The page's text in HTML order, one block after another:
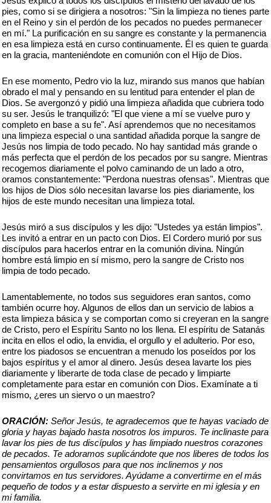
pies, como si se dirigiera a nosotros: "Sin la limpieza no tienes parte
en el Reino y sin el perdón de los pecados no puedes permanecer
en mí." La purificación en su sangre es constante y la permanencia
en esa limpieza está en curso continuamente. Él es quien te guarda
en la gracia, manteniéndote en comunión con el Hijo de Dios.
En ese momento, Pedro vio la luz, mirando sus manos que habían
obrado el mal y pensando en su lentitud para entender el plan de
Dios. Se avergonzó y pidió una limpieza añadida que cubriera todo
su ser. Jesús le tranquilizó: "El que viene a mí se vuelve puro y
completo en base a su fe". Así aprendemos que no necesitamos
una limpieza especial o una santidad añadida porque la sangre de
Jesús nos limpia de todo pecado. No hay santidad más grande o
más perfecta que el perdón de los pecados por su sangre. Mientras
recogemos diariamente el polvo caminando de un lado a otro,
oramos constantemente: "Perdona nuestras ofensas". Mientras que
los hijos de Dios sólo necesitan lavarse los pies diariamente, los
hijos de este mundo necesitan una limpieza total.
Jesús miró a sus discípulos y les dijo: "Ustedes ya están limpios".
Les invitó a entrar en un pacto con Dios. El Cordero murió por sus
discípulos para hacerlos entrar en la comunión divina. Ningún
hombre está limpio en sí mismo, pero la sangre de Cristo nos
limpia de todo pecado.
Lamentablemente, no todos sus seguidores eran santos, como
también ocurre hoy. Algunos de ellos dan un servicio de labios a
esta limpieza básica y se comportan como si creyeran en la sangre
de Cristo, pero el Espíritu Santo no los llena. El espíritu de Satanás
incita en ellos el odio, la envidia, el orgullo y el adulterio. Por eso,
entre los piadosos se encuentran a menudo los poseídos por los
bajos espíritus y el amor al dinero. Jesús desea lavarte los pies
diariamente y liberarte de toda clase de pecado y limpiarte
completamente para estar en comunión con Dios. Examínate a ti
mismo, ¿eres un siervo o un maestro?
ORACIÓN: Señor Jesús, te agradecemos que te hayas vaciado de
gloria y hayas bajado hasta nosotros los impuros. Te inclinaste para
lavar los pies de tus discípulos y has limpiado nuestros corazones
de pecados. Te adoramos suplicándote que nos liberes de todos los
pensamientos orgullosos para que nos inclinemos y nos
convirtamos en tus servidores. Ayúdame a convertirme en el más
pequeño de todos y a estar dispuesto a servirte en mi iglesia y en
mi familia.